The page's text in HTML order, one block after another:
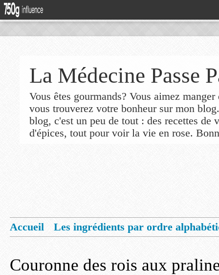
La Médecine Passe
Vous êtes gourmands? Vous aimez
vous trouverez votre bonheur sur mon
blog, c'est un peu de tout : des recettes de
d'épices, tout pour voir la vie en rose.
Accueil
Les ingrédients par ordre
Couronne des rois aux